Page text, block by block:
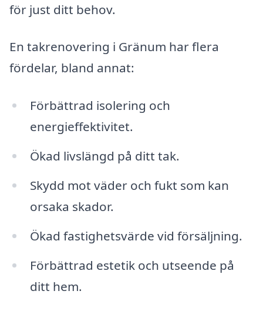
för just ditt behov.
En takrenovering i Gränum har flera
fördelar, bland annat:
Förbättrad isolering och
energieffektivitet.
Ökad livslängd på ditt tak.
Skydd mot väder och fukt som kan
orsaka skador.
Ökad fastighetsvärde vid försäljning.
Förbättrad estetik och utseende på
ditt hem.